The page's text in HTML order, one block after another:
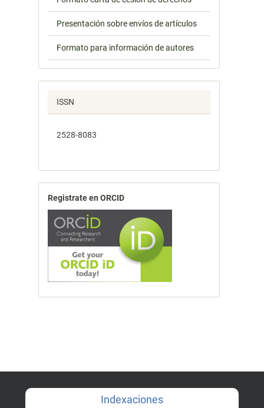
Presentación sobre envíos de artículos
Formato para información de autores
ISSN
2528-8083
Registrate en ORCID
Indexaciones